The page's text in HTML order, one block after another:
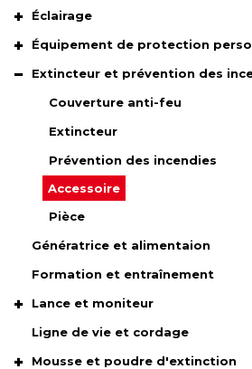
Éclairage
Équipement de protection
Extincteur et prévention des
Couverture anti-feu
Extincteur
Prévention des incendies
Accessoire
Pièce
Génératrice et alimentaion
Formation et entraînement
Lance et moniteur
Ligne de vie et cordage
Mousse et poudre d'extinction